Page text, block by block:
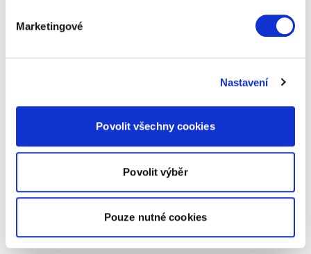
Marketingové
Nastavení
Povolit všechny cookies
Povolit výběr
Pouze nutné cookies